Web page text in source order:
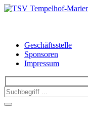
Geschäftsstelle
Sponsoren
Impressum